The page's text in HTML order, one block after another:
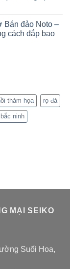
Bán đảo Noto –
cách đắp bao
thảm họa rọ đá
ninh
MẠI SEIKO
Suối Hoa,